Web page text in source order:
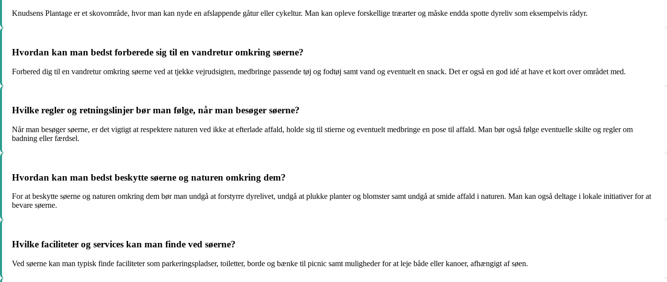
Knudsens Plantage er et skovområde, hvor man kan nyde en afslappende gåtur eller cykeltur. Man kan opleve forskellige træarter og måske endda spotte dyreliv som eksempelvis rådyr.
Hvordan kan man bedst forberede sig til en vandretur omkring søerne?
Forbered dig til en vandretur omkring søerne ved at tjekke vejrudsigten, medbringe passende tøj og fodtøj samt vand og eventuelt en snack. Det er også en god idé at have et kort over området med.
Hvilke regler og retningslinjer bør man følge, når man besøger søerne?
Når man besøger søerne, er det vigtigt at respektere naturen ved ikke at efterlade affald, holde sig til stierne og eventuelt medbringe en pose til affald. Man bør også følge eventuelle skilte og regler om
badning eller færdsel.
Hvordan kan man bedst beskytte søerne og naturen omkring dem?
For at beskytte søerne og naturen omkring dem bør man undgå at forstyrre dyrelivet, undgå at plukke planter og blomster samt undgå at smide affald i naturen. Man kan også deltage i lokale initiativer for at
bevare søerne.
Hvilke faciliteter og services kan man finde ved søerne?
Ved søerne kan man typisk finde faciliteter som parkeringspladser, toiletter, borde og bænke til picnic samt muligheder for at leje både eller kanoer, afhængigt af søen.